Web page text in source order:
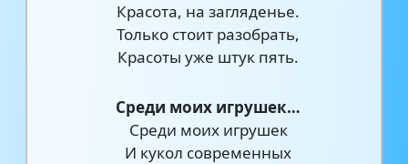
Красота, на загляденье.
Только стоит разобрать,
Красоты уже штук пять.
Среди моих игрушек…
Среди моих игрушек
И кукол современных